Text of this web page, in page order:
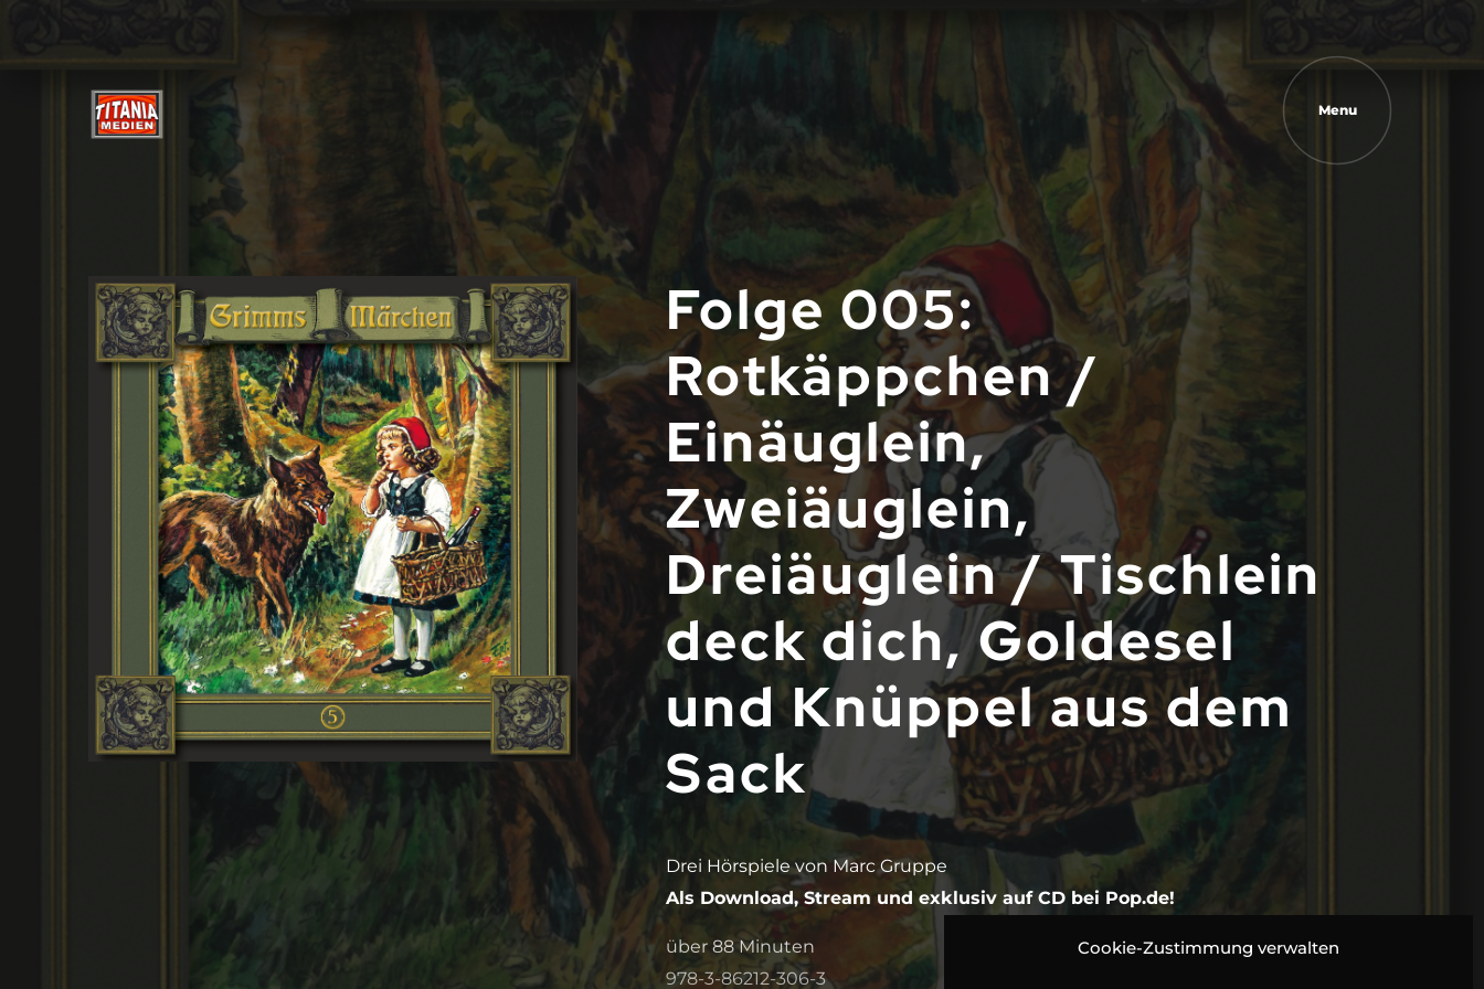
Cookie-Zustimmung verwalten
Menu
Folge 005:
Rotkäppchen /
Einäuglein,
Zweiäuglein,
Dreiäuglein / Tischlein
deck dich, Goldesel
und Knüppel aus dem
Sack
Drei Hörspiele von Marc Gruppe
Als Download, Stream und exklusiv auf CD bei Pop.de!
über 88 Minuten
978-3-86212-306-3